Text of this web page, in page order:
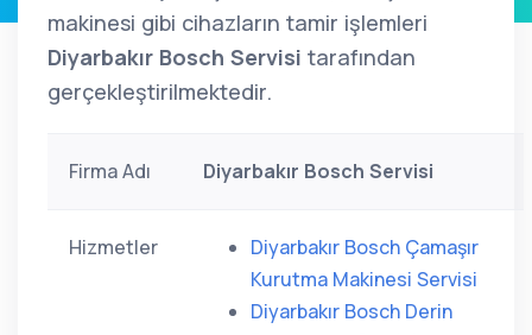
makinesi gibi cihazların tamir işlemleri
Diyarbakır Bosch Servisi tarafından
gerçekleştirilmektedir.
Firma Adı Diyarbakır Bosch Servisi
Hizmetler
Diyarbakır Bosch Çamaşır
Kurutma Makinesi Servisi
Diyarbakır Bosch Derin